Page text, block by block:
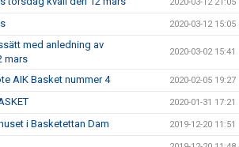
2020-03-12 21:05
2020-03-12 15:05
med anledning av
mars
2020-03-02 15:41
AIK Basket nummer 4 2020-02-05 19:27
2020-01-31 17:21
i Basketettan Dam 2019-12-20 11:51